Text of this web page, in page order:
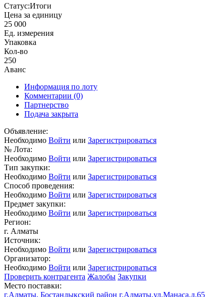
Статус:Итоги
Цена за единицу
25 000
Ед. измерения
Упаковка
Кол-во
250
Аванс
Информация по лоту
Комментарии (0)
Партнерство
Подача закрыта
Объявление:
Необходимо Войти или Зарегистрироваться
№ Лота:
Необходимо Войти или Зарегистрироваться
Тип закупки:
Необходимо Войти или Зарегистрироваться
Способ проведения:
Необходимо Войти или Зарегистрироваться
Предмет закупки:
Необходимо Войти или Зарегистрироваться
Регион:
г. Алматы
Источник:
Необходимо Войти или Зарегистрироваться
Организатор:
Необходимо Войти или Зарегистрироваться
Проверить контрагента Жалобы Закупки
Место поставки:
г.Алматы, Бостандыкский район г.Алматы,ул.Манаса.д.65